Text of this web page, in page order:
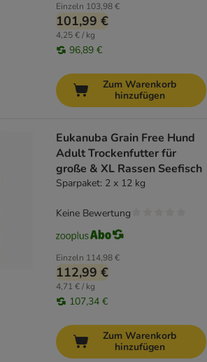
Einzeln 103,98 €
101,99 €
4,25 € / kg
96,89 €
Zum Warenkorb
hinzufügen
Eukanuba Grain Free Hund
Adult Trockenfutter für
große & XL Rassen Seefisch
Sparpaket: 2 x 12 kg
Einzeln 114,98 €
112,99 €
4,71 € / kg
107,34 €
Keine Bewertung
Zum Warenkorb
hinzufügen